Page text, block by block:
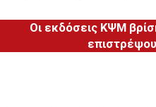
Οι εκδόσεις ΚΨΜ